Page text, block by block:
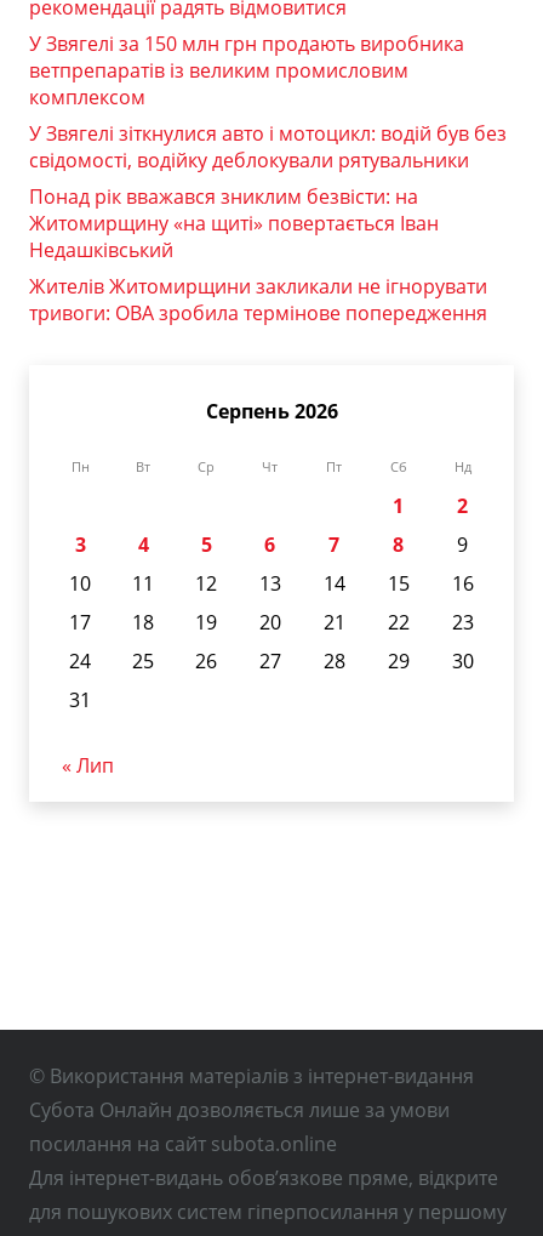
рекомендації радять відмовитися
У Звягелі за 150 млн грн продають виробника
ветпрепаратів із великим промисловим
комплексом
У Звягелі зіткнулися авто і мотоцикл: водій був без
свідомості, водійку деблокували рятувальники
Понад рік вважався зниклим безвісти: на
Житомирщину «на щиті» повертається Іван
Недашківський
Жителів Житомирщини закликали не ігнорувати
тривоги: ОВА зробила термінове попередження
Серпень 2026
Пн Вт Ср Чт Пт Сб Нд
1
2
3
4 5 6 7 8
9
10
11 12 13 14 15
16
17
18 19 20 21 22
23
24
25 26 27 28 29
30
31
« Лип
© Використання матеріалів з інтернет-видання
Субота Онлайн дозволяється лише за умови
посилання на сайт subota.online
Для інтернет-видань обов’язкове пряме, відкрите
для пошукових систем гіперпосилання у першому